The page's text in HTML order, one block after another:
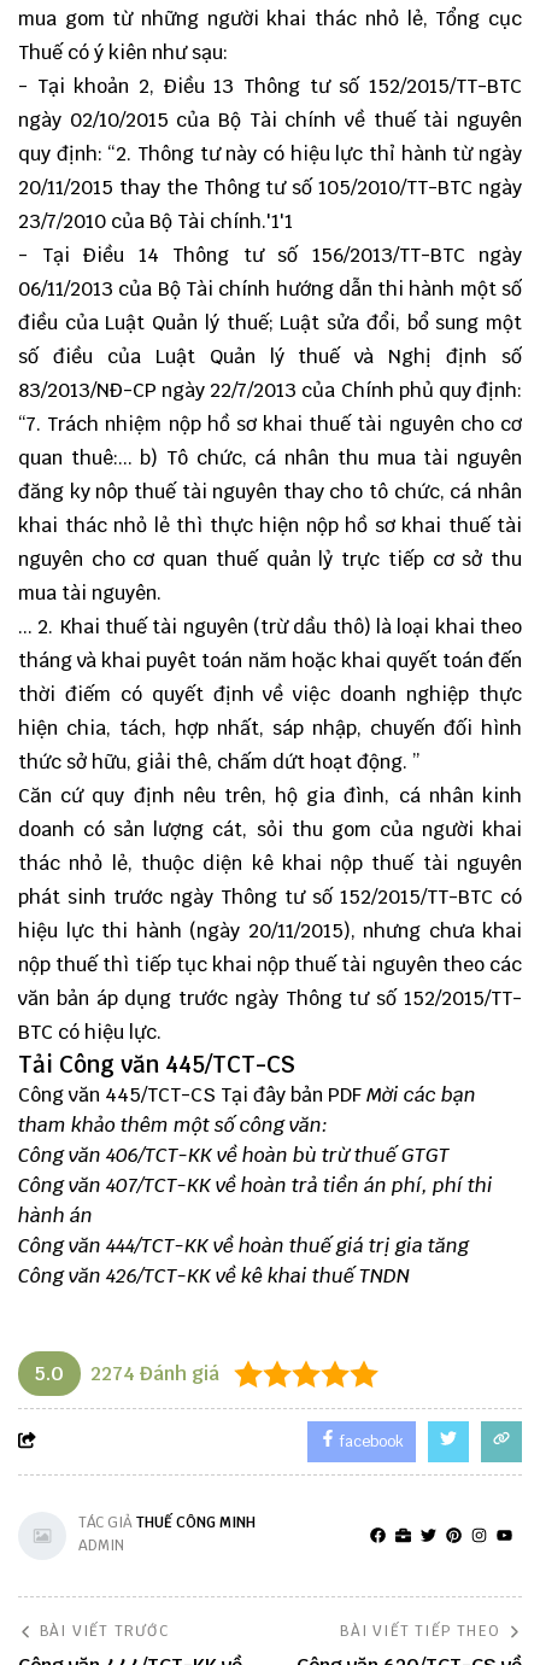
mua gom từ những người khai thác nhỏ lẻ, Tổng cục
Thuế có ý kiên như sạu:
- Tại khoản 2, Điều 13 Thông tư số 152/2015/TT-BTC
ngày 02/10/2015 của Bộ Tài chính về thuế tài nguyên
quy định: “2. Thông tư này có hiệu lực thỉ hành từ ngày
20/11/2015 thay the Thông tư số 105/2010/TT-BTC ngày
23/7/2010 của Bộ Tài chính.'1'1
- Tại Điều 14 Thông tư số 156/2013/TT-BTC ngày
06/11/2013 của Bộ Tài chính hướng dẫn thi hành một số
điều của Luật Quản lý thuế; Luật sửa đổi, bổ sung một
số điều của Luật Quản lý thuế và Nghị định số
83/2013/NĐ-CP ngày 22/7/2013 của Chính phủ quy định:
“7. Trách nhiệm nộp hồ sơ khai thuế tài nguyên cho cơ
quan thuê:... b) Tô chức, cá nhân thu mua tài nguyên
đăng ky nôp thuế tài nguyên thay cho tô chức, cá nhân
khai thác nhỏ lẻ thì thực hiện nộp hồ sơ khai thuế tài
nguyên cho cơ quan thuế quản lỷ trực tiếp cơ sở thu
mua tài nguyên.
... 2. Khai thuế tài nguyên (trừ dầu thô) là loại khai theo
tháng và khai puyêt toán năm hoặc khai quyết toán đến
thời điếm có quyết định về việc doanh nghiệp thực
hiện chia, tách, hợp nhất, sáp nhập, chuyến đối hình
thức sở hữu, giải thê, chấm dứt hoạt động. ”
Căn cứ quy định nêu trên, hộ gia đình, cá nhân kinh
doanh có sản lượng cát, sỏi thu gom của người khai
thác nhỏ lẻ, thuộc diện kê khai nộp thuế tài nguyên
phát sinh trước ngày Thông tư số 152/2015/TT-BTC có
hiệu lực thi hành (ngày 20/11/2015), nhưng chưa khai
nộp thuế thì tiếp tục khai nộp thuế tài nguyên theo các
văn bản áp dụng trước ngày Thông tư số 152/2015/TT-
BTC có hiệu lực.
Tải Công văn 445/TCT-CS
Công văn 445/TCT-CS Tại đâybản PDFMời các bạn
tham khảo thêm một số công văn:
Công văn 406/TCT-KK về hoàn bù trừ thuế GTGT
Công văn 407/TCT-KK về hoàn trả tiền án phí, phí thi
hành án
Công văn 444/TCT-KK về hoàn thuế giá trị gia tăng
Công văn 426/TCT-KK về kê khai thuế TNDN
5.0 2274 Đánh giá
facebook
TÁC GIẢTHUẾ CÔNG MINH
ADMIN
BÀI VIẾT TRƯỚC BÀI VIẾT TIẾP THEO